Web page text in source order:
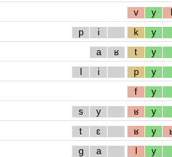
v y l
p i k y
a ʁ t y
l i p y
f y
s y ʁ y
t ɛ ʁ y
g a l y